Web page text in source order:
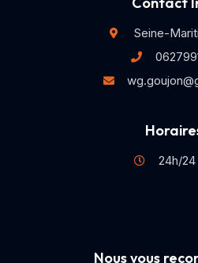
Seine-
24h/
Nous vous